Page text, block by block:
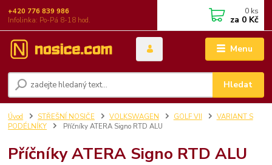
Menu
Hledat
+420 776 839 986
Infolinka: Po-Pá 8-18 hod.
0 ks
za 0 Kč
Úvod STŘEŠNÍ NOSIČE VOLKSWAGEN GOLF VII
VARIANT S
PODÉLNÍKY
Příčníky ATERA Signo RTD ALU
Příčníky ATERA Signo RTD ALU